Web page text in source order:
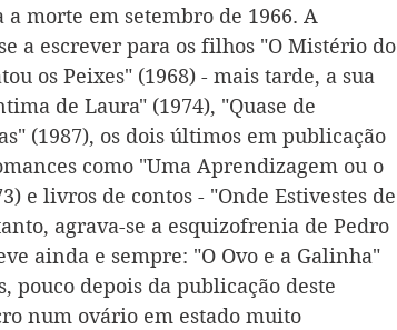
morte em setembro de 1966. A
a escrever para os filhos "O Mistério do
os Peixes" (1968) - mais tarde, a sua
de Laura" (1974), "Quase de
(1987), os dois últimos em publicação
como "Uma Aprendizagem ou o
e livros de contos - "Onde Estivestes de
agrava-se a esquizofrenia de Pedro
ainda e sempre: "O Ovo e a Galinha"
pouco depois da publicação deste
num ovário em estado muito